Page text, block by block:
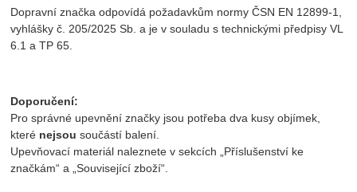
Dopravní značka odpovídá požadavkům normy ČSN EN 12899-1,
vyhlášky č. 205/2025 Sb. a je v souladu s technickými předpisy VL
6.1 a TP 65.
Doporučení:
Pro správné upevnění značky jsou potřeba dva kusy objímek,
které nejsou součástí balení.
Upevňovací materiál naleznete v sekcích „Příslušenství ke
značkám“ a „Související zboží“.